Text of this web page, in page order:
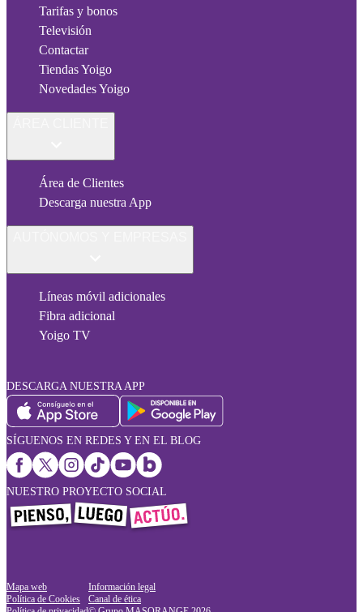
Tarifas y bonos
Televisión
Contactar
Tiendas Yoigo
Novedades Yoigo
Área de Clientes
Descarga nuestra App
Líneas móvil adicionales
Fibra adicional
Yoigo TV
DESCARGA NUESTRA APP
SÍGUENOS EN REDES Y EN EL BLOG
NUESTRO PROYECTO SOCIAL
Mapa web
Política de Cookies
Información legal
Canal de ética